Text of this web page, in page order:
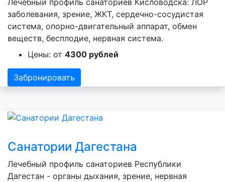
Лечебный профиль санаториев Кисловодска: ЛОР
заболевания, зрение, ЖКТ, сердечно-сосудистая
система, опорно-двигательный аппарат, обмен
веществ, бесплодие, нервная система.
Цены: от 4300 рублей
Забронировать
Санатории Дагестана
Лечебный профиль санаториев Республики
Дагестан - органы дыхания, зрение, нервная